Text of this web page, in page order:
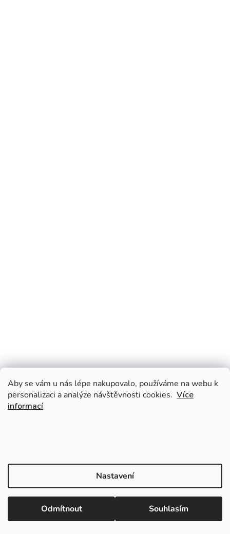
Aby se vám u nás lépe nakupovalo, používáme na webu k
personalizaci a analýze návštěvnosti cookies. Více
informací
Nastavení
Odmítnout Souhlasím